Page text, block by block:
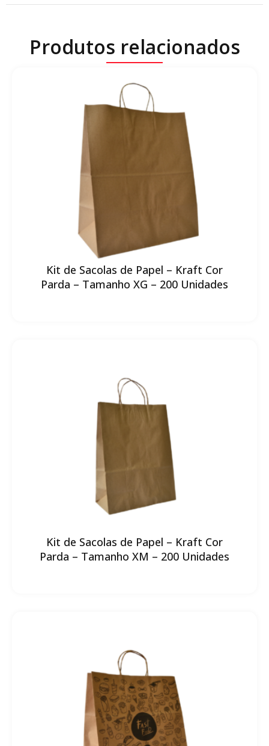
Produtos relacionados
Kit de Sacolas de Papel – Kraft Cor
Parda – Tamanho XG – 200 Unidades
Kit de Sacolas de Papel – Kraft Cor
Parda – Tamanho XM – 200 Unidades